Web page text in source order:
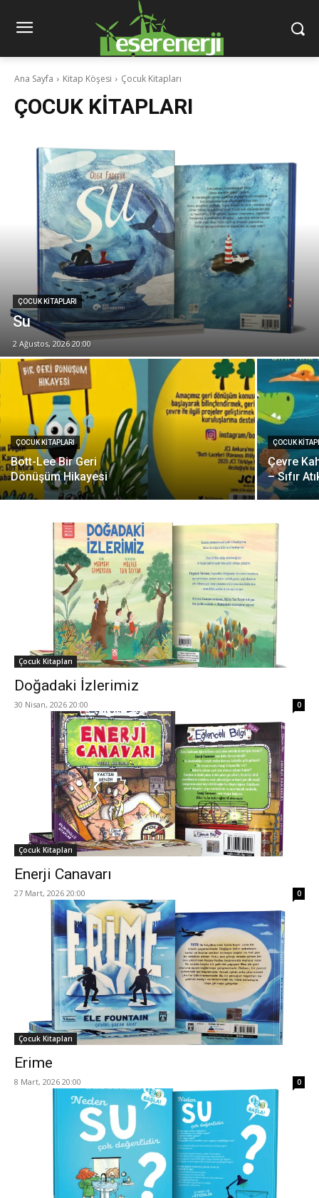
Ana Sayfa Kitap Köşesi Çocuk Kitapları
ÇOCUK KITAPLARI
ÇOCUK KITAPLARI
Su
2 Ağustos, 2026 20:00
ÇOCUK KITAPLARI
Bott-Lee Bir Geri
Dönüşüm Hikayesi
ÇOCUK
Çevre
– Sıfır
Çocuk Kitapları
Doğadaki İzlerimiz
30 Nisan, 2026 20:00 0
Çocuk Kitapları
Enerji Canavarı
27 Mart, 2026 20:00 0
Çocuk Kitapları
Erime
8 Mart, 2026 20:00 0